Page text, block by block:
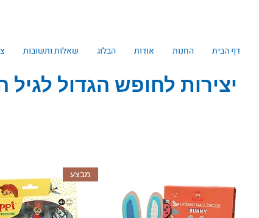
דף הבית החנות אודות הבלוג שאלות ותשובות
יצירות לחופש הגדול לגיל
מבצע